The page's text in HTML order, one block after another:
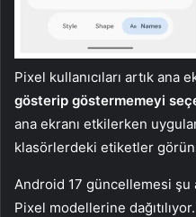
Pixel kullanıcıları artık ana
gösterip göstermemeyi
ana ekranı etkilerken
klasörlerdeki etiketler
Android 17 güncellemesi şu
Pixel modellerine